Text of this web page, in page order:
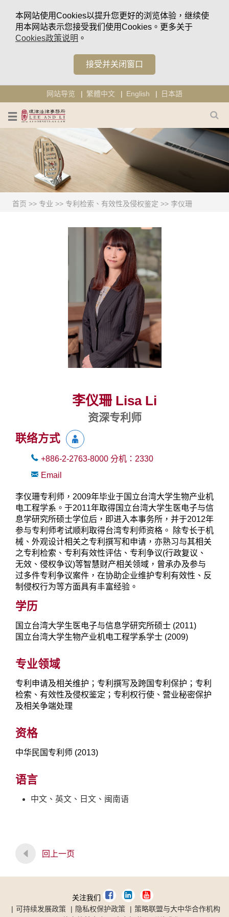
本网站使用Cookies以提升您更好的浏览体验，继续使
用本网站表示您接受我们使用Cookies。更多关于
Cookies政策说明 。
接受并关闭窗口
网站导览 繁體中文 English 日本語
首页 >> 专业 >> 专利检索、有效性及侵权鉴定 >> 李仪珊
李仪珊 Lisa Li
资深专利师
联络方式
+886-2-2763-8000 分机： 2330
Email
李仪珊专利师，2009年毕业于国立台湾大学生物产业机
电工程学系。于2011年取得国立台湾大学生医电子与信
息学研究所硕士学位后，即进入本事务所，并于2012年
参与专利师考试顺利取得台湾专利师资格。 除专长于机
械、外观设计相关之专利撰写和申请，亦熟习与其相关
之专利检索、专利有效性评估、专利争议(行政复议、
无效、侵权争议)等智慧财产相关领域，曾承办及参与
过多件专利争议案件，在协助企业维护专利有效性、反
制侵权行为等方面具有丰富经验。
学历
国立台湾大学生医电子与信息学研究所硕士 (2011)
国立台湾大学生物产业机电工程学系学士 (2009)
专业领域
专利申请及相关维护；专利撰写及跨国专利保护；专利
检索、有效性及侵权鉴定；专利权行使、营业秘密保护
及相关争端处理
资格
中华民国专利师 (2013)
语言
中文、英文、日文、闽南语
回上一页
关注我们
可持续发展政策
隐私权保护政策
策略联盟与大中华合作机构